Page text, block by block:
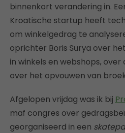
binnenkort verandering in.
Kroatische startup heeft
om winkelgedrag te
oprichter Boris Surya over
in winkels en webshops,
over het opvouwen van
Afgelopen vrijdag was ik bij
maf congres over
georganiseerd in een